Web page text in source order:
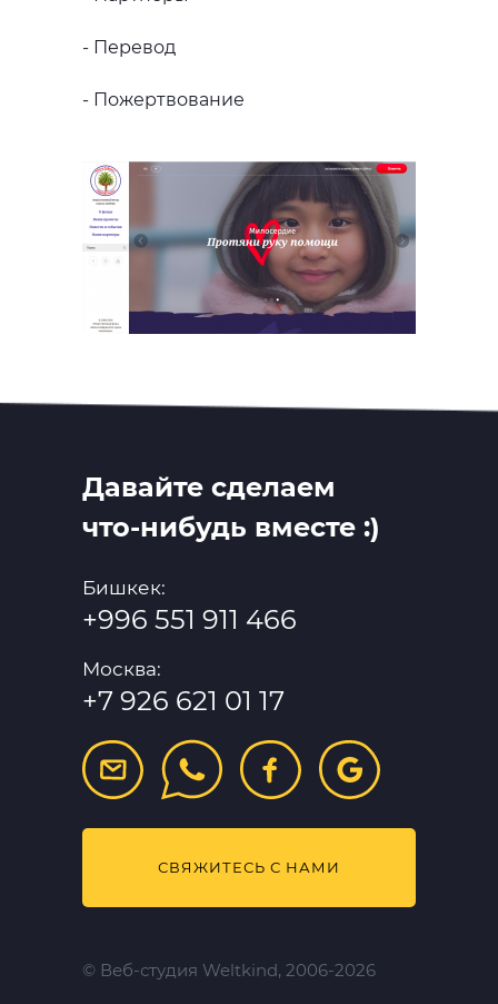
- Перевод
- Пожертвование
Давайте сделаем
что-нибудь вместе :)
Бишкек:
+996 551 911 466
Москва:
+7 926 621 01 17
СВЯЖИТЕСЬ С НАМИ
© Веб-студия Weltkind, 2006-2026